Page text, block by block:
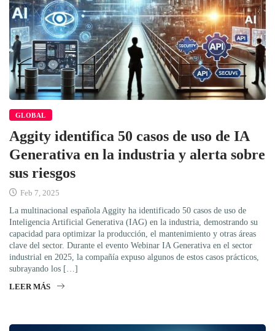
GLOBAL
Aggity identifica 50 casos de uso de IA
Generativa en la industria y alerta sobre
sus riesgos
Feb 7, 2025
La multinacional española Aggity ha identificado 50 casos de uso de
Inteligencia Artificial Generativa (IAG) en la industria, demostrando su
capacidad para optimizar la producción, el mantenimiento y otras áreas
clave del sector. Durante el evento Webinar IA Generativa en el sector
industrial en 2025, la compañía expuso algunos de estos casos prácticos,
subrayando los […]
LEER MÁS